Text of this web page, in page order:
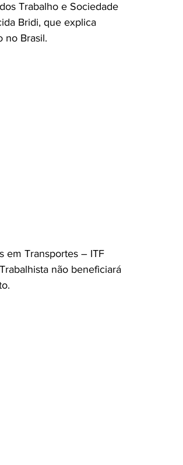
Trabalho e Sociedade
Bridi, que explica
no Brasil.
em Transportes – ITF
não beneficiará